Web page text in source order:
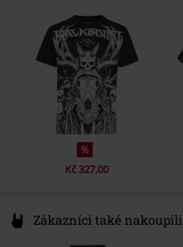
%
Kč 327,00
Zákazníci také nakoupili